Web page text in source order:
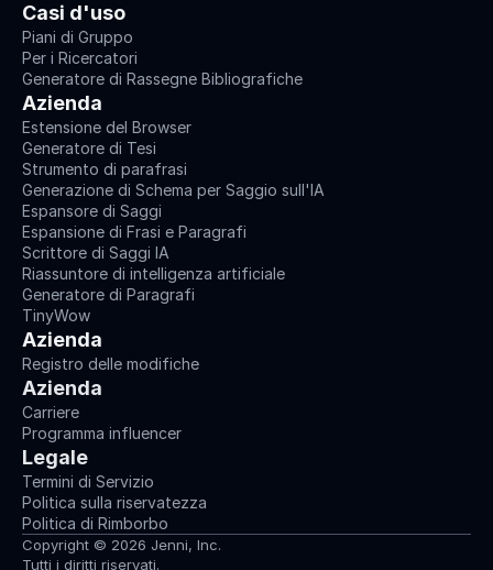
Casi d'uso
Piani di Gruppo
Per i Ricercatori
Generatore di Rassegne Bibliografiche
Azienda
Estensione del Browser
Generatore di Tesi
Strumento di parafrasi
Generazione di Schema per Saggio sull'IA
Espansore di Saggi
Espansione di Frasi e Paragrafi
Scrittore di Saggi IA
Riassuntore di intelligenza artificiale
Generatore di Paragrafi
TinyWow
Azienda
Registro delle modifiche
Azienda
Carriere
Programma influencer
Legale
Termini di Servizio
Politica sulla riservatezza
Politica di Rimborbo
Copyright © 2026 Jenni, Inc.
Tutti i diritti riservati.